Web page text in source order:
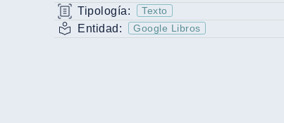
Tipología: Texto
Entidad: Google Libros